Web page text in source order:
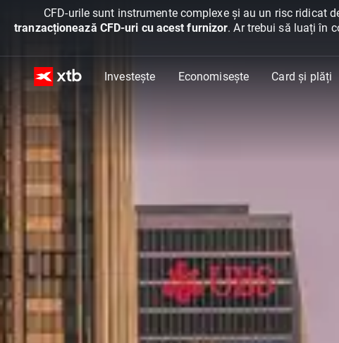
CFD-urile sunt instrumente complexe și au un risc ridicat
tranzacționează CFD-uri cu acest furnizor. Ar trebui să luați în
Investește Economisește Card și plăți